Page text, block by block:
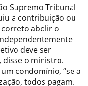
Supremo Tribunal
a contribuição ou
correto abolir o
deve ser
disse o ministro.
condomínio, “se a
todos pagam,